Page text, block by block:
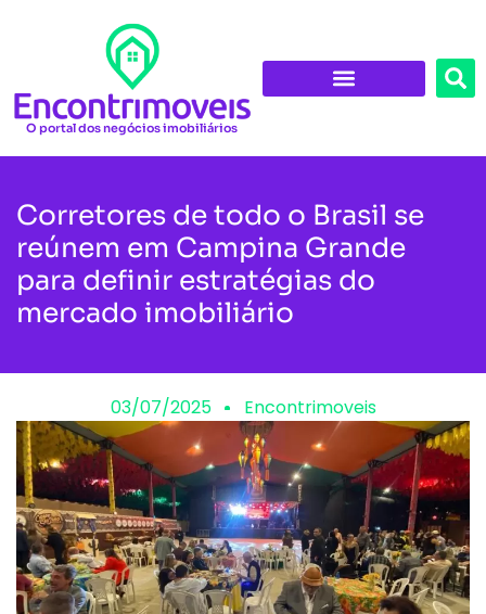
O portal dos negócios imobiliários
Corretores de todo o Brasil se
reúnem em Campina Grande
para definir estratégias do
mercado imobiliário
03/07/2025 Encontrimoveis